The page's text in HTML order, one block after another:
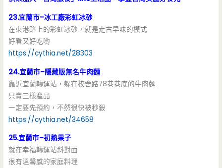
23.宜蘭市–冰工廠彩虹冰砂
在東港路上的彩虹冰砂，就是走古早味的模式
好看又好吃喲
https://cythia.net/28303
24.宜蘭市–隱藏版無名牛肉麵
靠近宜蘭轉運站，躲在校舍路78巷巷底的牛肉麵
只賣三樣產品
一定要先預約，不然很快被秒殺
https://cythia.net/34658
25.宜蘭市–初熟果子
就在幸福轉運站斜對面
很有溫馨感的家庭料理